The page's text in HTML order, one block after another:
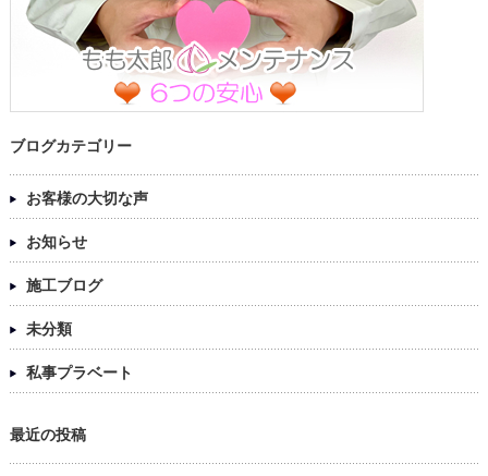
ブログカテゴリー
お客様の大切な声
お知らせ
施工ブログ
未分類
私事プラベート
最近の投稿